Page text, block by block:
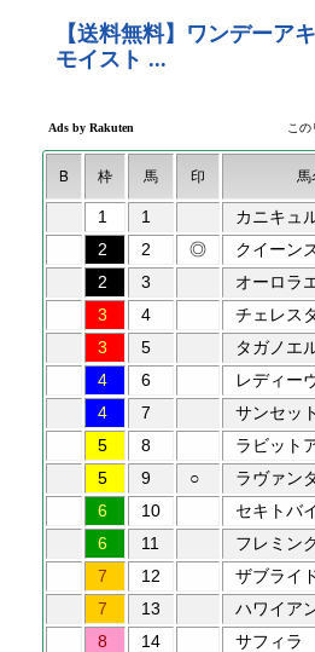
B 枠 馬 印 馬
1 1 カニキュ
2
2 ◎ クイーン
2
3 オーロラ
3
4 チェレス
3
5 タガノエ
4
6 レディー
4
7 サンセッ
5
8 ラビット
5
9 ○ ラヴァン
6
10 セキトバ
6
11 フレミン
7
12 ザブライ
7
13 ハワイア
8
14 サフィラ